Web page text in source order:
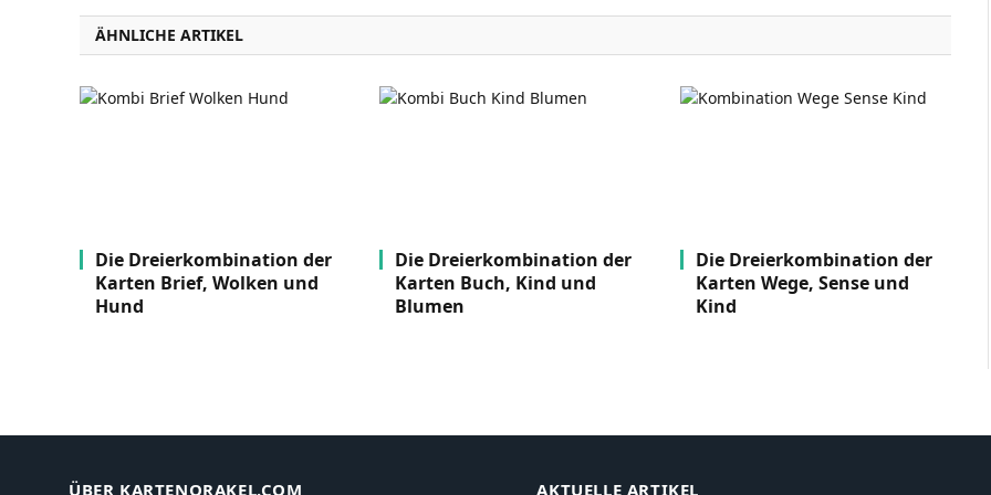
ÄHNLICHE ARTIKEL
Die Dreierkombination der
Karten Brief, Wolken und
Hund
Die Dreierkombination der
Karten Buch, Kind und
Blumen
Die Dreierkombination der
Karten Wege, Sense und
Kind
ÜBER KARTENORAKEL.COM AKTUELLE ARTIKEL